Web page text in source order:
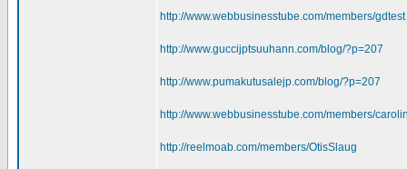
http://www.webbusinesstube.com/members/gdtest
http://www.guccijptsuuhann.com/blog/?p=207
http://www.pumakutusalejp.com/blog/?p=207
http://www.webbusinesstube.com/members/
http://reelmoab.com/members/OtisSlaug